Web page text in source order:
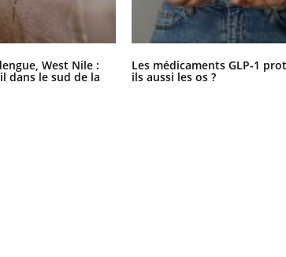
West Nile :
dans le sud de la
Les médicaments GLP-1
ils aussi les os ?